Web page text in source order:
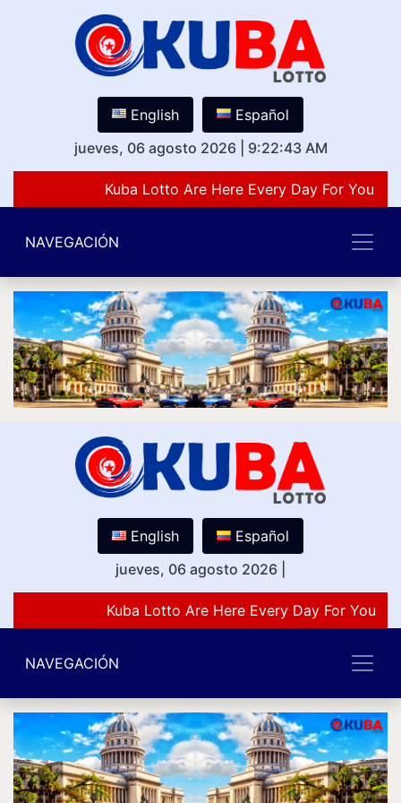
English
Español
jueves, 06 agosto 2026
9:22:43 AM
Kuba Lotto Are Here Every Day For You
NAVEGACIÓN
English
Español
jueves, 06 agosto 2026
Kuba Lotto Are Here Every Day For You
NAVEGACIÓN